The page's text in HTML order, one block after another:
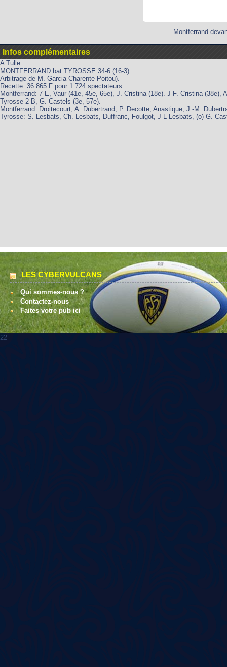
Montferrand
Infos complémentaires
A Tulle.
MONTFERRAND bat TYROSSE 34-6 (16-3).
Arbitrage de M. Garcia Charente-Poitou).
Recette: 36.865 F pour 1.724 spectateurs.
Montferrand: 7 E, Vaur (41e, 45e, 65e), J. Cristina (18e). J-F. Cristina (38e),
Tyrosse 2 B, G. Castels (3e, 57e).
Montferrand: Droitecourt; A. Dubertrand, P. Decotte, Anastique, J.-M.
Tyrosse: S. Lesbats, Ch. Lesbats, Duffranc, Foulgot, J-L Lesbats, (o) G.
LES CYBERVULCANS
Qui sommes-nous ?
Contactez-nous
Faites votre pub ici
22